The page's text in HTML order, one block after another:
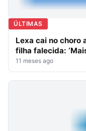
ÚLTIMAS
Lexa cai no choro
filha falecida:
11 meses ago